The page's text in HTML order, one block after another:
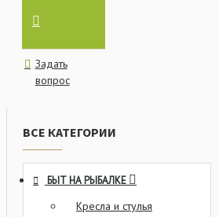
Задать
вопрос
ВСЕ КАТЕГОРИИ
БЫТ НА РЫБАЛКЕ
Кресла и стулья